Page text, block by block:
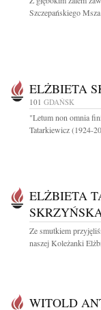
Szczepańskiego
ELŻBIETA
101 GDAŃSK
"Letum non omnia
Tatarkiewicz (1924-
ELŻBIETA
Ze smutkiem
naszej Koleżanki
WITOLD